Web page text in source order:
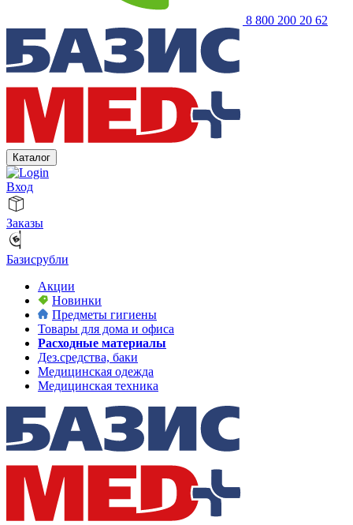
8 800 200 20 62
Каталог
Вход
Заказы
Базисрубли
Акции
Новинки
Предметы гигиены
Товары для дома и офиса
Расходные материалы
Дез.средства, баки
Медицинская одежда
Медицинская техника